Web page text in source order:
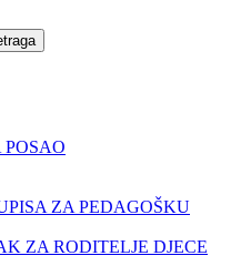
ZA PEDAGOŠKU
ZA RODITELJE DJECE